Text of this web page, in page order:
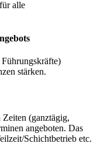
alle
stärken.
(ganztägig,
angeboten. Das
Schichtbetrieb etc.